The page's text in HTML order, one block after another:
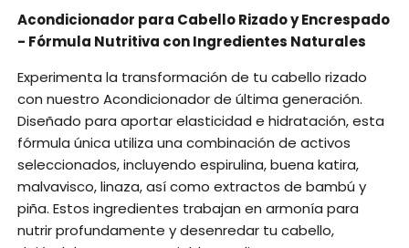
Acondicionador para Cabello Rizado y Encrespado
- Fórmula Nutritiva con Ingredientes Naturales
Experimenta la transformación de tu cabello rizado
con nuestro Acondicionador de última generación.
Diseñado para aportar elasticidad e hidratación, esta
fórmula única utiliza una combinación de activos
seleccionados, incluyendo espirulina, buena katira,
malvavisco, linaza, así como extractos de bambú y
piña. Estos ingredientes trabajan en armonía para
nutrir profundamente y desenredar tu cabello,